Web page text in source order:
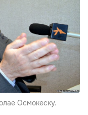
Осмокеску.